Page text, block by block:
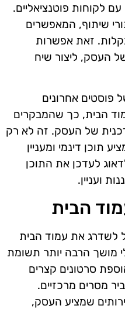
לקוחות פוטנציאליים.
שיתוף, המאפשרים
זאת אפשרות
העסק, ליצור שיח
פוסטים אחרונים
הבית, כך שהמבקרים
של העסק. זה לא רק
תוכן דינמי ומעניין
לעדכן את התוכן
ועניין.
הבית
לשדרג את עמוד הבית
מושך הרבה יותר תשומת
סרטונים קצרים
מסרים מרכזיים.
שמציע העסק,